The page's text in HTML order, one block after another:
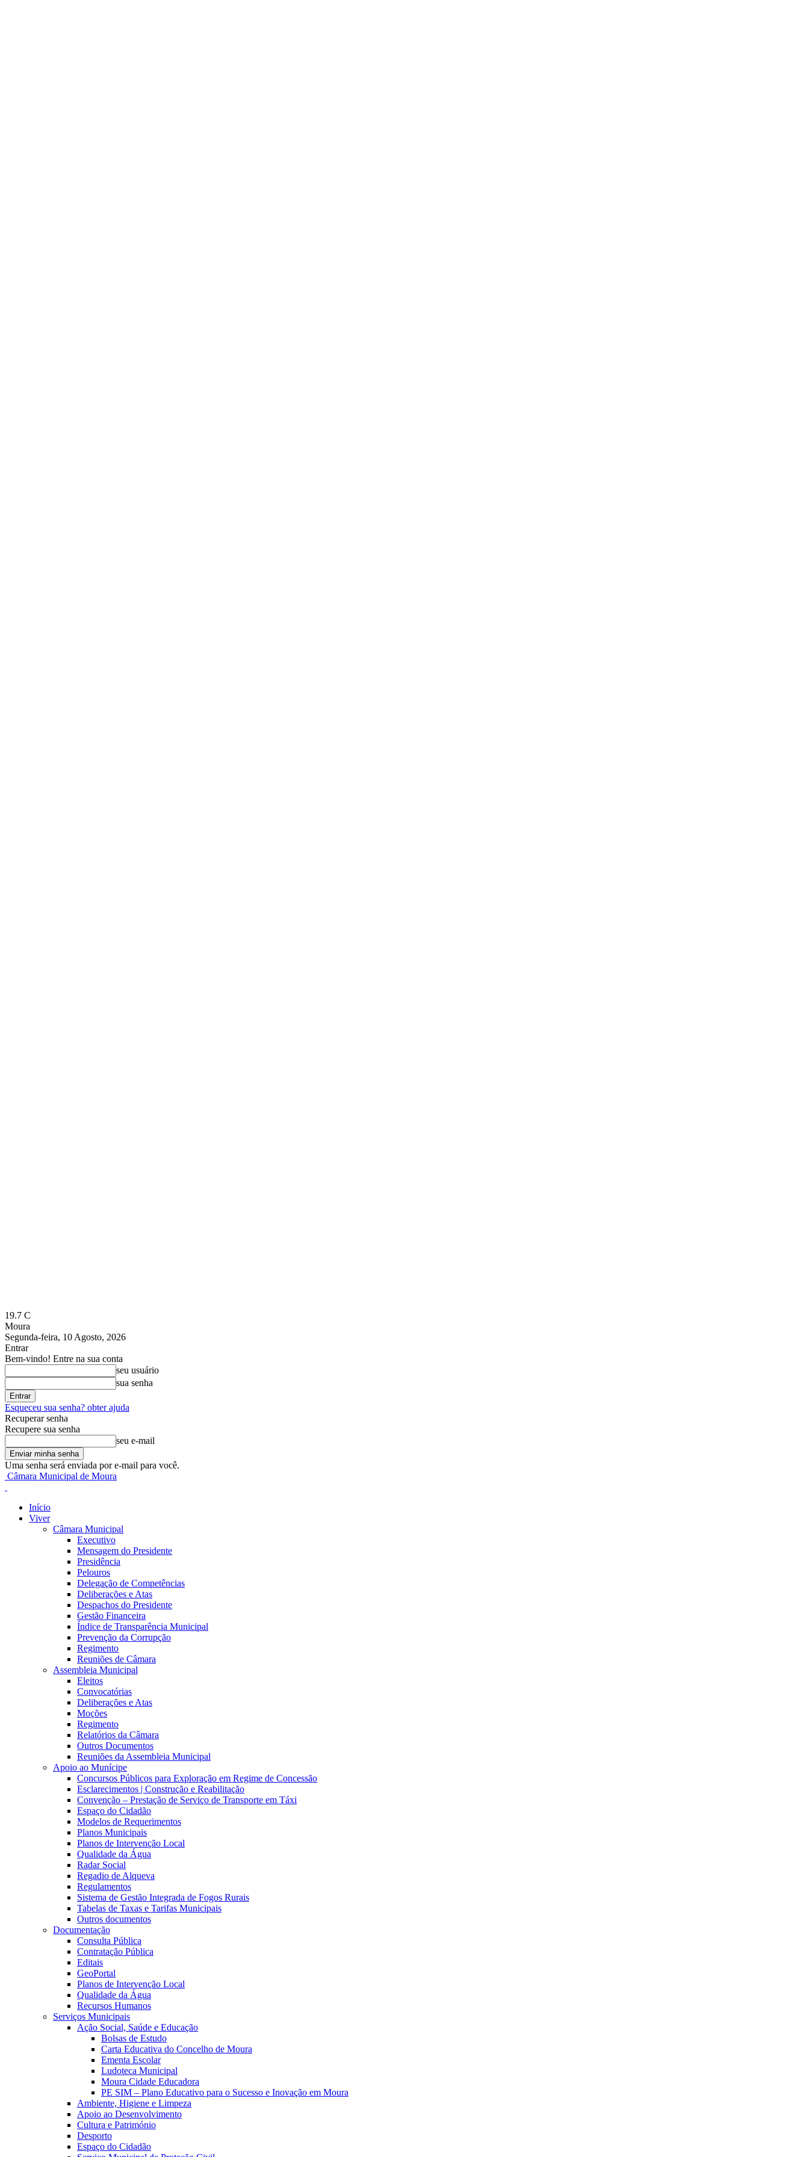
19.7 C
Moura
Segunda-feira, 10 Agosto, 2026
Entrar
Bem-vindo! Entre na sua conta
seu usuário
sua senha
Esqueceu sua senha? obter ajuda
Recuperar senha
Recupere sua senha
seu e-mail
Uma senha será enviada por e-mail para você.
Câmara Municipal de Moura
Início
Viver
Câmara Municipal
Executivo
Mensagem do Presidente
Presidência
Pelouros
Delegação de Competências
Deliberações e Atas
Despachos do Presidente
Gestão Financeira
Índice de Transparência Municipal
Prevenção da Corrupção
Regimento
Reuniões de Câmara
Assembleia Municipal
Eleitos
Convocatórias
Deliberações e Atas
Moções
Regimento
Relatórios da Câmara
Outros Documentos
Reuniões da Assembleia Municipal
Apoio ao Munícipe
Concursos Públicos para Exploração em Regime de Concessão
Esclarecimentos | Construção e Reabilitação
Convenção – Prestação de Serviço de Transporte em Táxi
Espaço do Cidadão
Modelos de Requerimentos
Planos Municipais
Planos de Intervenção Local
Qualidade da Água
Radar Social
Regadio de Alqueva
Regulamentos
Sistema de Gestão Integrada de Fogos Rurais
Tabelas de Taxas e Tarifas Municipais
Outros documentos
Documentação
Consulta Pública
Contratação Pública
Editais
GeoPortal
Planos de Intervenção Local
Qualidade da Água
Recursos Humanos
Serviços Municipais
Ação Social, Saúde e Educação
Bolsas de Estudo
Carta Educativa do Concelho de Moura
Ementa Escolar
Ludoteca Municipal
Moura Cidade Educadora
PE SIM – Plano Educativo para o Sucesso e Inovação em Moura
Ambiente, Higiene e Limpeza
Apoio ao Desenvolvimento
Cultura e Património
Desporto
Espaço do Cidadão